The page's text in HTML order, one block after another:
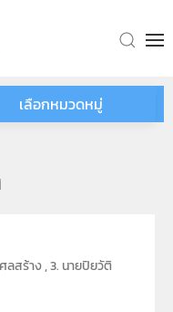
เลือกหมวดหมู่
สร้าง , 3. นายปิยวัติ